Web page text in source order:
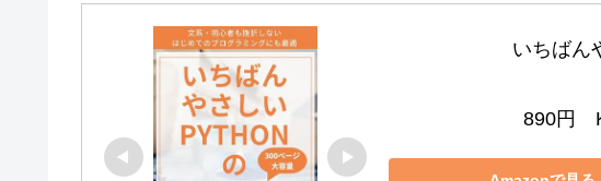
いちばん
890円　